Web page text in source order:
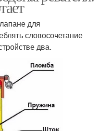
для
словосочетание
два.